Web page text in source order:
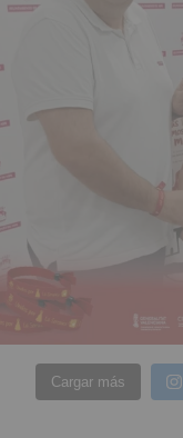
Cargar más